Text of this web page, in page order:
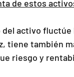
de estos
activo
tiene también
riesgo y